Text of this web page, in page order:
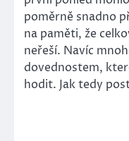
poměrně snadno
na paměti, že
neřeší. Navíc
dovednostem,
hodit. Jak tedy